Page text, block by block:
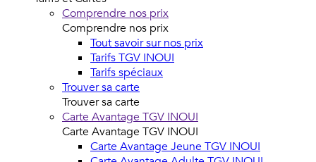
Comprendre nos prix
Comprendre nos prix
Tout savoir sur nos prix
Tarifs TGV INOUI
Tarifs spéciaux
Trouver sa carte
Trouver sa carte
Carte Avantage TGV INOUI
Carte Avantage TGV INOUI
Carte Avantage Jeune TGV INOUI